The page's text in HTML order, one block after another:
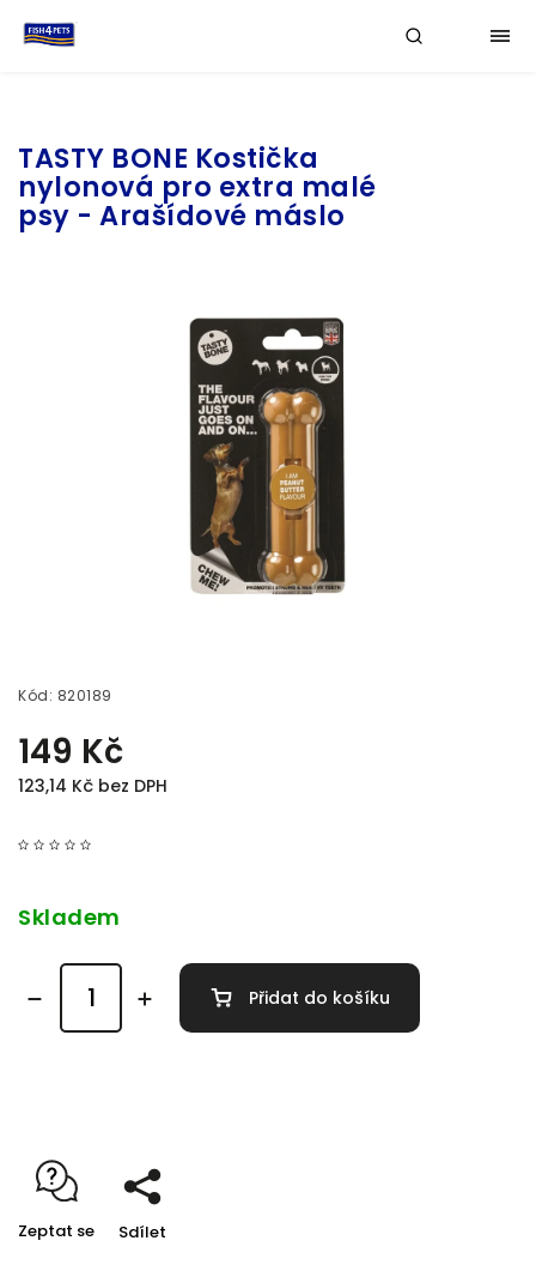
TASTY BONE Kostička
nylonová pro extra malé
psy - Arašídové máslo
Kód: 820189
149 Kč
123,14 Kč bez DPH
Skladem
Přidat do košíku
Zeptat se Sdílet